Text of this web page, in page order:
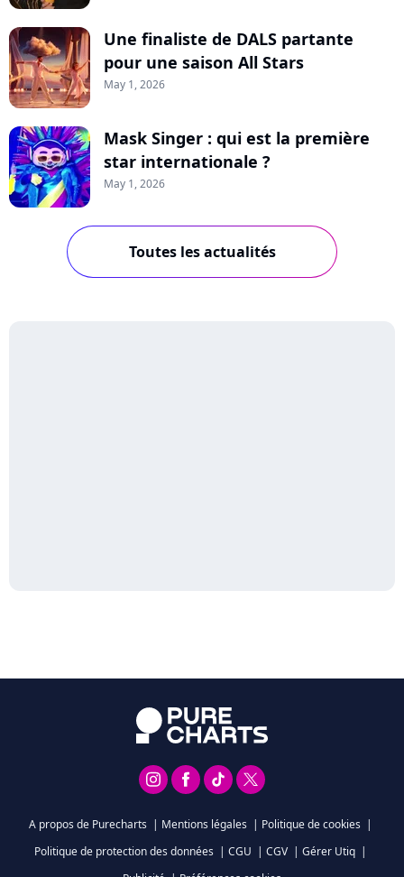
Une finaliste de DALS partante
pour une saison All Stars
May 1, 2026
Mask Singer : qui est la première
star internationale ?
May 1, 2026
Toutes les actualités
A propos de Purecharts | Mentions légales | Politique de cookies |
Politique de protection des données | CGU | CGV | Gérer Utiq |